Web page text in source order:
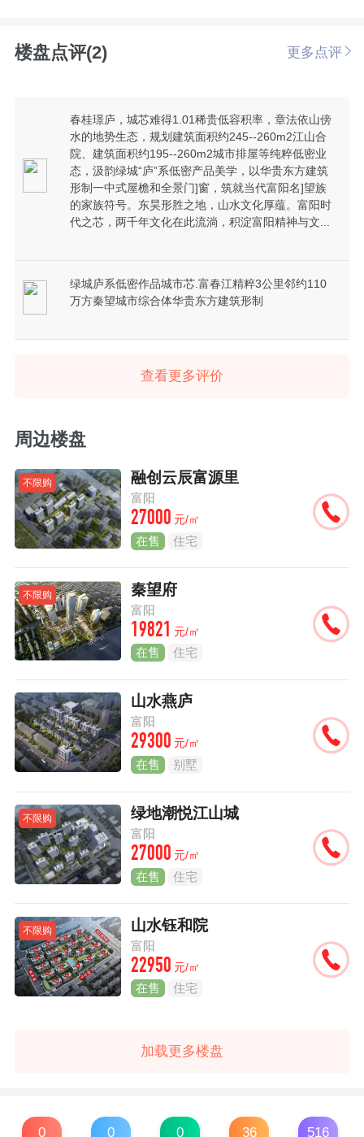
楼盘点评(2) 更多点评
春桂璟庐，城芯难得1.01稀贵低容积率，章法依山傍
水的地势生态，规划建筑面积约245--260m2江山合
院、建筑面积约195--260m2城市排屋等纯粹低密业
态，汲韵绿城“庐”系低密产品美学，以华贵东方建筑
形制一中式屋檐和全景门]窗，筑就当代富阳名]望族
的家族符号。东昊形胜之地，山水文化厚蕴。富阳时
代之芯，两千年文化在此流淌，积淀富阳精神与文...
绿城庐系低密作品城市芯.富春江精粹3公里邻约110
万方秦望城市综合体华贵东方建筑形制
查看更多评价
周边楼盘
不限购 融创云辰富源里
富阳
27000 元/㎡
在售 住宅
不限购 秦望府
富阳
19821 元/㎡
在售 住宅
山水燕庐
富阳
29300 元/㎡
在售 别墅
不限购 绿地潮悦江山城
富阳
27000 元/㎡
在售 住宅
不限购 山水钰和院
富阳
22950 元/㎡
在售 住宅
加载更多楼盘
0 0 0 36 516